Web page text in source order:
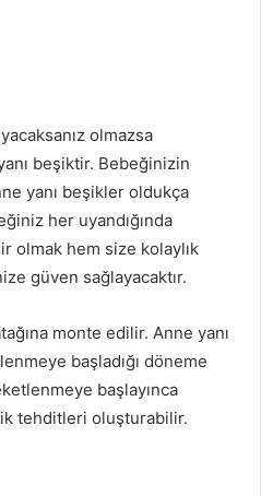
olmazsa
beşiktir. Bebeğinizin
yanı beşikler oldukça
her uyandığında
olmak hem size kolaylık
güven sağlayacaktır.
monte edilir. Anne yanı
başladığı döneme
başlayınca
tehditleri oluşturabilir.